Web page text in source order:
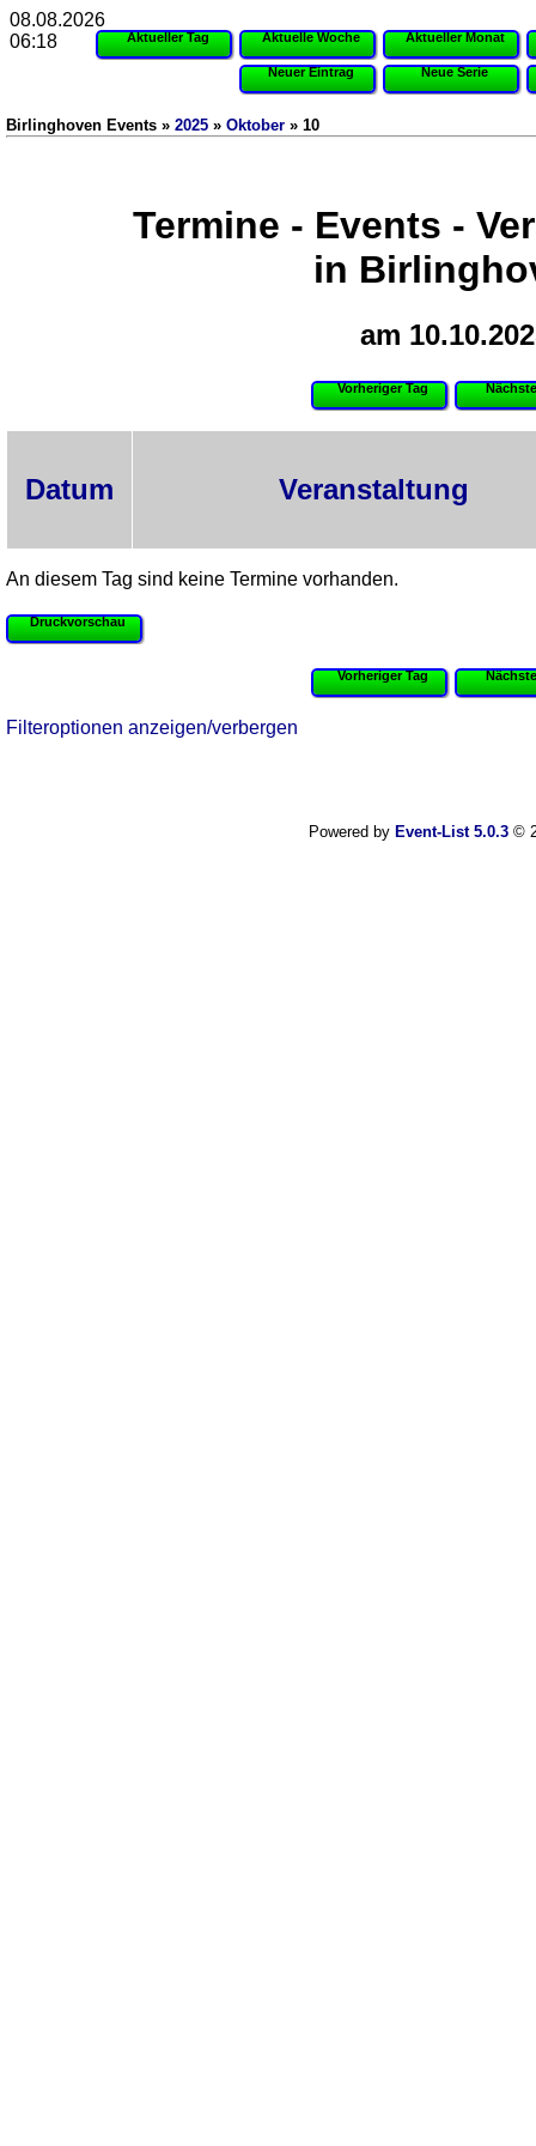
Aktueller Tag Aktuelle Woche Aktueller Monat
Neuer Eintrag Neue Serie
Birlinghoven Events » 2025 » Oktober » 10
Termine - Events -
in
am
Vorheriger Tag
Datum Veranstaltung
An diesem Tag sind keine Termine vorhanden.
Druckvorschau
Vorheriger Tag
Filteroptionen anzeigen/verbergen
Powered by Event-List 5.0.3©
08.08.2026
06:18